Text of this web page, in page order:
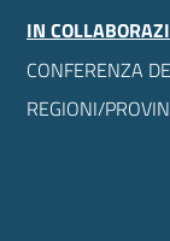
IN
CONFERENZA
REGIONI/